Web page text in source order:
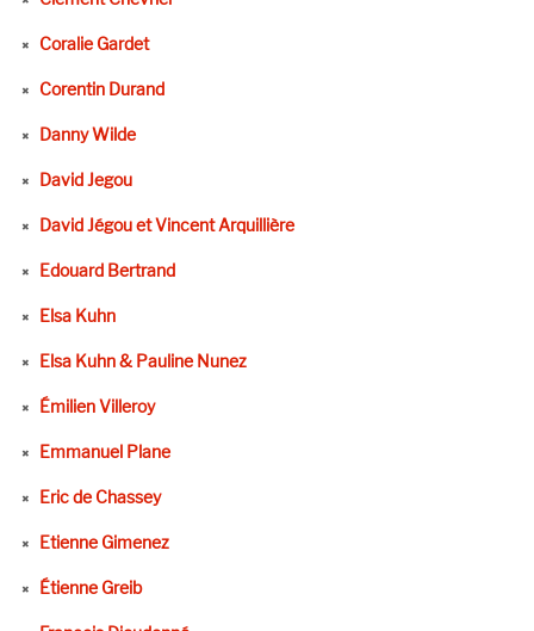
Coralie Gardet
Corentin Durand
Danny Wilde
David Jegou
David Jégou et Vincent Arquillière
Edouard Bertrand
Elsa Kuhn
Elsa Kuhn & Pauline Nunez
Émilien Villeroy
Emmanuel Plane
Eric de Chassey
Etienne Gimenez
Étienne Greib